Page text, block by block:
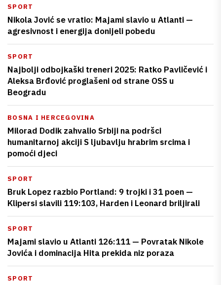
SPORT
Nikola Jović se vratio: Majami slavio u Atlanti —
agresivnost i energija donijeli pobedu
SPORT
Najbolji odbojkaški treneri 2025: Ratko Pavličević i
Aleksa Brđović proglašeni od strane OSS u
Beogradu
BOSNA I HERCEGOVINA
Milorad Dodik zahvalio Srbiji na podršci
humanitarnoj akciji S ljubavlju hrabrim srcima i
pomoći djeci
SPORT
Bruk Lopez razbio Portland: 9 trojki i 31 poen —
Klipersi slavili 119:103, Harden i Leonard briljirali
SPORT
Majami slavio u Atlanti 126:111 — Povratak Nikole
Jovića i dominacija Hita prekida niz poraza
SPORT